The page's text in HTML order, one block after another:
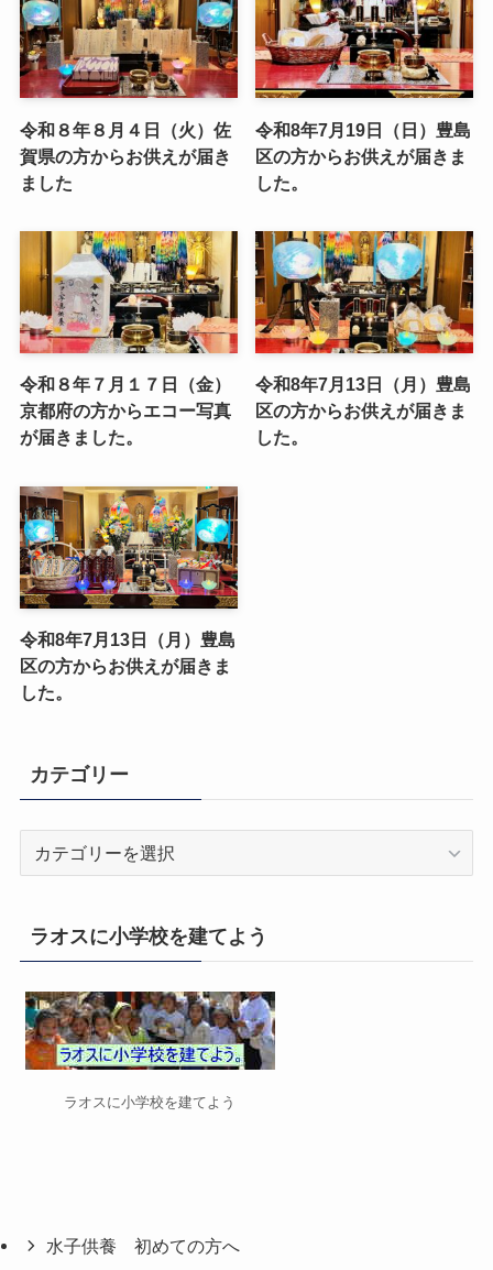
令和８年８月４日（火）佐
賀県の方からお供えが届き
ました
令和8年7月19日（日）豊島
区の方からお供えが届きま
した。
令和８年７月１７日（金）
京都府の方からエコー写真
が届きました。
令和8年7月13日（月）豊島
区の方からお供えが届きま
した。
令和8年7月13日（月）豊島
区の方からお供えが届きま
した。
カテゴリー
リ
ラオスに小学校を建てよう
ラオスに小学校を建てよう
水子供養 初めての方へ